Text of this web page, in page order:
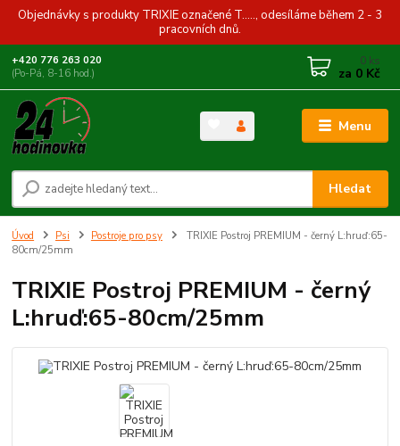
Objednávky s produkty TRIXIE označené T....., odesíláme během 2 - 3
pracovních dnů.
Menu
Hledat
+420 776 263 020
(Po-Pá, 8-16 hod.)
0 ks
za 0 Kč
Úvod Psi Postroje pro psy
TRIXIE Postroj PREMIUM - černý L:hruď:65-
80cm/25mm
TRIXIE Postroj PREMIUM - černý
L:hruď:65-80cm/25mm